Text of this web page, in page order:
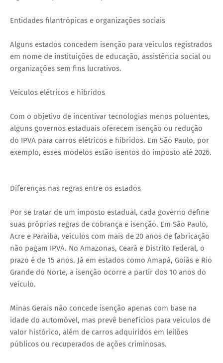
Entidades filantrópicas e organizações sociais
Alguns estados concedem isenção para veículos registrados
em nome de instituições de educação, assistência social ou
organizações sem fins lucrativos.
Veículos elétricos e híbridos
Com o objetivo de incentivar tecnologias menos poluentes,
alguns governos estaduais oferecem isenção ou redução
do IPVA para carros elétricos e híbridos. Em São Paulo, por
exemplo, esses modelos estão isentos do imposto até 2026.
Diferenças nas regras entre os estados
Por se tratar de um imposto estadual, cada governo define
suas próprias regras de cobrança e isenção. Em São Paulo,
Acre e Paraíba, veículos com mais de 20 anos de fabricação
não pagam IPVA. No Amazonas, Ceará e Distrito Federal, o
prazo é de 15 anos. Já em estados como Amapá, Goiás e Rio
Grande do Norte, a isenção ocorre a partir dos 10 anos do
veículo.
Minas Gerais não concede isenção apenas com base na
idade do automóvel, mas prevê benefícios para veículos de
valor histórico, além de carros adquiridos em leilões
públicos ou recuperados de ações criminosas.